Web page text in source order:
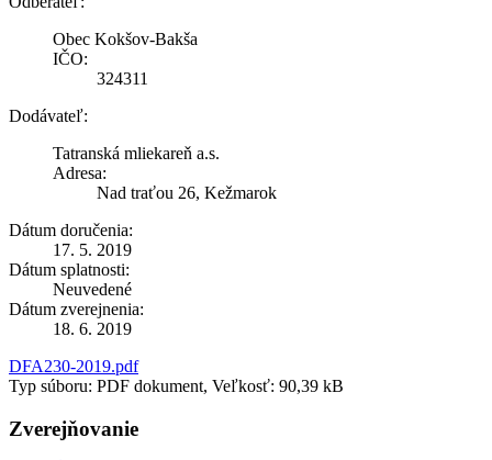
Obec Kokšov-Bakša
IČO:
324311
Dodávateľ:
Tatranská mliekareň a.s.
Adresa:
Nad traťou 26, Kežmarok
Dátum doručenia:
17. 5. 2019
Dátum splatnosti:
Neuvedené
Dátum zverejnenia:
18. 6. 2019
DFA230-2019.pdf
Typ súboru: PDF dokument, Veľkosť: 90,39 kB
Zverejňovanie